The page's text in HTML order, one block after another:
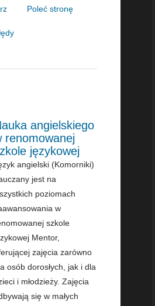
Poleć stronę
angielskiego
renomowanej
językowej
angielski (Komorniki)
jest na
poziomach
w
szkole
Mentor,
zajęcia zarówno
osób dorosłych, jak i dla
i młodzieży. Zajęcia
się w małych